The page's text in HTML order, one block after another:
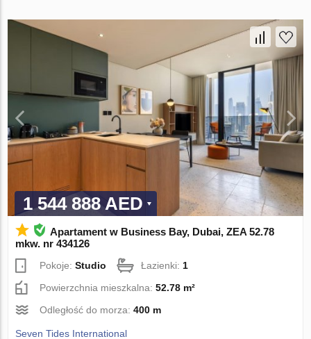
1 544 888 AED
Apartament w Business Bay, Dubai, ZEA 52.78
mkw. nr 434126
Pokoje:Studio Łazienki:1
Powierzchnia mieszkalna:52.78 m²
Odległość do morza:400 m
Seven Tides International